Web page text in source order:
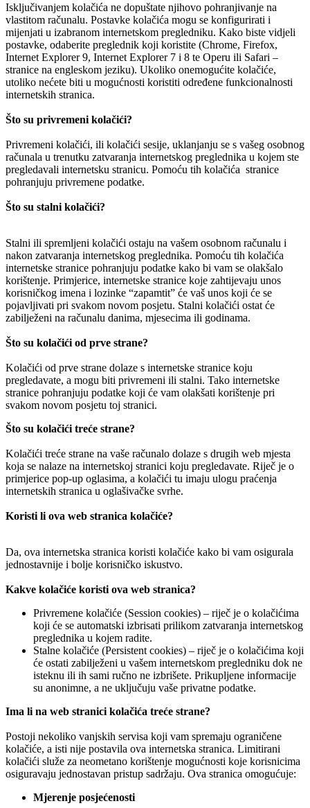
Isključivanjem kolačića ne dopuštate njihovo pohranjivanje na
vlastitom računalu. Postavke kolačića mogu se konfigurirati i
mijenjati u izabranom internetskom pregledniku. Kako biste vidjeli
postavke, odaberite preglednik koji koristite (Chrome, Firefox,
Internet Explorer 9, Internet Explorer 7 i 8 te Operu ili Safari –
stranice na engleskom jeziku). Ukoliko onemogućite kolačiće,
utoliko nećete biti u mogućnosti koristiti određene funkcionalnosti
internetskih stranica.
Što su privremeni kolačići?
Privremeni kolačići, ili kolačići sesije, uklanjanju se s vašeg osobnog
računala u trenutku zatvaranja internetskog preglednika u kojem ste
pregledavali internetsku stranicu. Pomoću tih kolačića stranice
pohranjuju privremene podatke.
Što su stalni kolačići?
Stalni ili spremljeni kolačići ostaju na vašem osobnom računalu i
nakon zatvaranja internetskog preglednika. Pomoću tih kolačića
internetske stranice pohranjuju podatke kako bi vam se olakšalo
korištenje. Primjerice, internetske stranice koje zahtijevaju unos
korisničkog imena i lozinke “zapamtit” će vaš unos koji će se
pojavljivati pri svakom novom posjetu. Stalni kolačići ostat će
zabilježeni na računalu danima, mjesecima ili godinama.
Što su kolačići od prve strane?
Kolačići od prve strane dolaze s internetske stranice koju
pregledavate, a mogu biti privremeni ili stalni. Tako internetske
stranice pohranjuju podatke koji će vam olakšati korištenje pri
svakom novom posjetu toj stranici.
Što su kolačići treće strane?
Kolačići treće strane na vaše računalo dolaze s drugih web mjesta
koja se nalaze na internetskoj stranici koju pregledavate. Riječ je o
primjerice pop-up oglasima, a kolačići tu imaju ulogu praćenja
internetskih stranica u oglašivačke svrhe.
Koristi li ova web stranica kolačiće?
Da, ova internetska stranica koristi kolačiće kako bi vam osigurala
jednostavnije i bolje korisničko iskustvo.
Kakve kolačiće koristi ova web stranica?
Privremene kolačiće (Session cookies) – riječ je o kolačićima
koji će se automatski izbrisati prilikom zatvaranja internetskog
preglednika u kojem radite.
Stalne kolačiće (Persistent cookies) – riječ je o kolačićima koji
će ostati zabilježeni u vašem internetskom pregledniku dok ne
isteknu ili ih sami ručno ne izbrišete. Prikupljene informacije
su anonimne, a ne uključuju vaše privatne podatke.
Ima li na web stranici kolačića treće strane?
Postoji nekoliko vanjskih servisa koji vam spremaju ograničene
kolačiće, a isti nije postavila ova internetska stranica. Limitirani
kolačići služe za neometano korištenje mogućnosti koje korisnicima
osiguravaju jednostavan pristup sadržaju. Ova stranica omogućuje:
Mjerenje posjećenosti